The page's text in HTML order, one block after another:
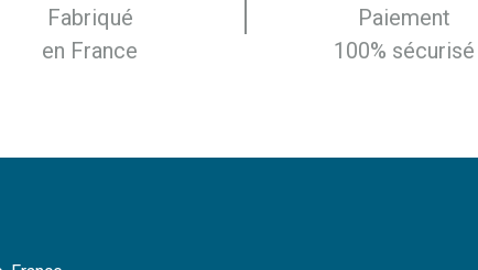
Fabriqué
en France
Paiement
100% sécurisé